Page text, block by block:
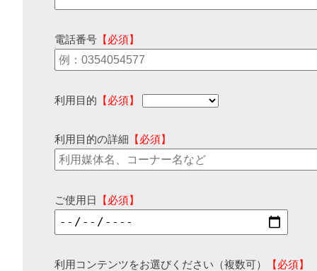
電話番号 【必須】
利用目的 【必須】
利用目的の詳細 【必須】
ご使用日 【必須】
利用コンテンツをお選びください（複数可）
【必須】